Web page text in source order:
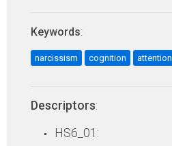
Keywords:
narcissism cognition attention
Descriptors:
HS6_01: